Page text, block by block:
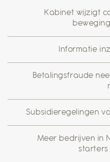
Kabinet wijzigt
Informatie
Betalingsfraude
Subsidieregelingen
Meer bedrijven in
starters